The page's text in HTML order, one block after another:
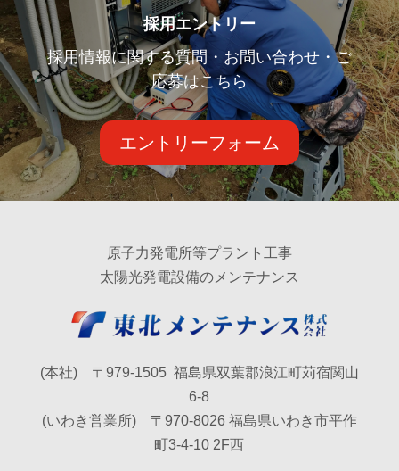
採用エントリー
採用情報に関する質問・お問い合わせ・ご
応募はこちら
エントリーフォーム
原子力発電所等プラント工事
太陽光発電設備のメンテナンス
(本社) 〒979-1505 福島県双葉郡浪江町苅宿関山
6-8
(いわき営業所) 〒970-8026 福島県いわき市平作
町3-4-10 2F西